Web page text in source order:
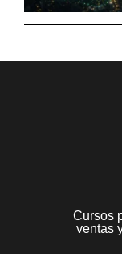
Cursos
ventas